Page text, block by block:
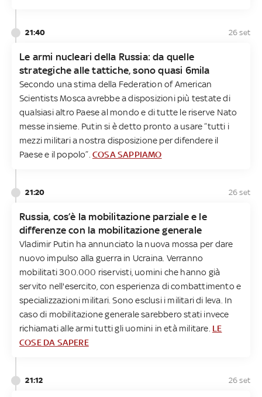
21:40 26 set
Le armi nucleari della Russia: da quelle
strategiche alle tattiche, sono quasi 6mila
Secondo una stima della Federation of American
Scientists Mosca avrebbe a disposizioni più testate di
qualsiasi altro Paese al mondo e di tutte le riserve Nato
messe insieme. Putin si è detto pronto a usare “tutti i
mezzi militari a nostra disposizione per difendere il
Paese e il popolo”. COSA SAPPIAMO
21:20 26 set
Russia, cos’è la mobilitazione parziale e le
differenze con la mobilitazione generale
Vladimir Putin ha annunciato la nuova mossa per dare
nuovo impulso alla guerra in Ucraina. Verranno
mobilitati 300.000 riservisti, uomini che hanno già
servito nell'esercito, con esperienza di combattimento e
specializzazioni militari. Sono esclusi i militari di leva. In
caso di mobilitazione generale sarebbero stati invece
richiamati alle armi tutti gli uomini in età militare. LE
COSE DA SAPERE
21:12 26 set